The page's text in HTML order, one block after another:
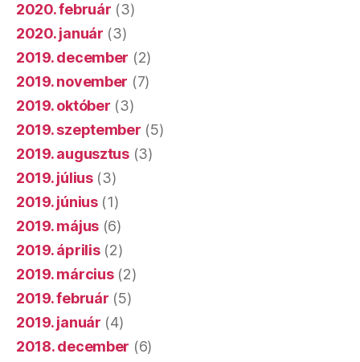
2020. február (3)
2020. január (3)
2019. december (2)
2019. november (7)
2019. október (3)
2019. szeptember (5)
2019. augusztus(3)
2019. július(3)
2019. június(1)
2019. május (6)
2019. április(2)
2019. március(2)
2019. február (5)
2019. január (4)
2018. december (6)